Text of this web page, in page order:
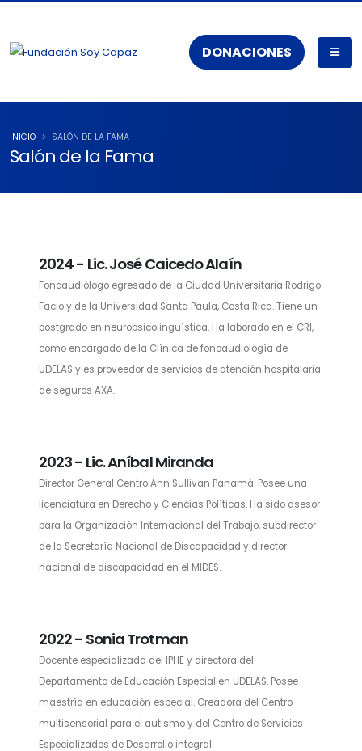
DONACIONES
Salón de la Fama
INICIO SALÓN DE LA FAMA
2024 - Lic. José Caicedo Alaín
Fonoaudiólogo egresado de la Ciudad Universitaria Rodrigo
Facio y de la Universidad Santa Paula, Costa Rica. Tiene un
postgrado en neuropsicolinguística. Ha laborado en el CRI,
como encargado de la Clínica de fonoaudiología de
UDELAS y es proveedor de servicios de atención hospitalaria
de seguros AXA.
2023 - Lic. Aníbal Miranda
Director General Centro Ann Sullivan Panamá. Posee una
licenciatura en Derecho y Ciencias Políticas. Ha sido asesor
para la Organización Internacional del Trabajo, subdirector
de la Secretaría Nacional de Discapacidad y director
nacional de discapacidad en el MIDES.
2022 - Sonia Trotman
Docente especializada del IPHE y directora del
Departamento de Educación Especial en UDELAS. Posee
maestría en educación especial. Creadora del Centro
multisensorial para el autismo y del Centro de Servicios
Especializados de Desarrollo integral